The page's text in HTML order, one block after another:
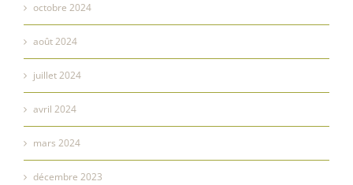
octobre 2024
août 2024
juillet 2024
avril 2024
mars 2024
décembre 2023